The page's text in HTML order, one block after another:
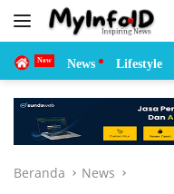
Langsung
Home News Lifestyle
Beranda News